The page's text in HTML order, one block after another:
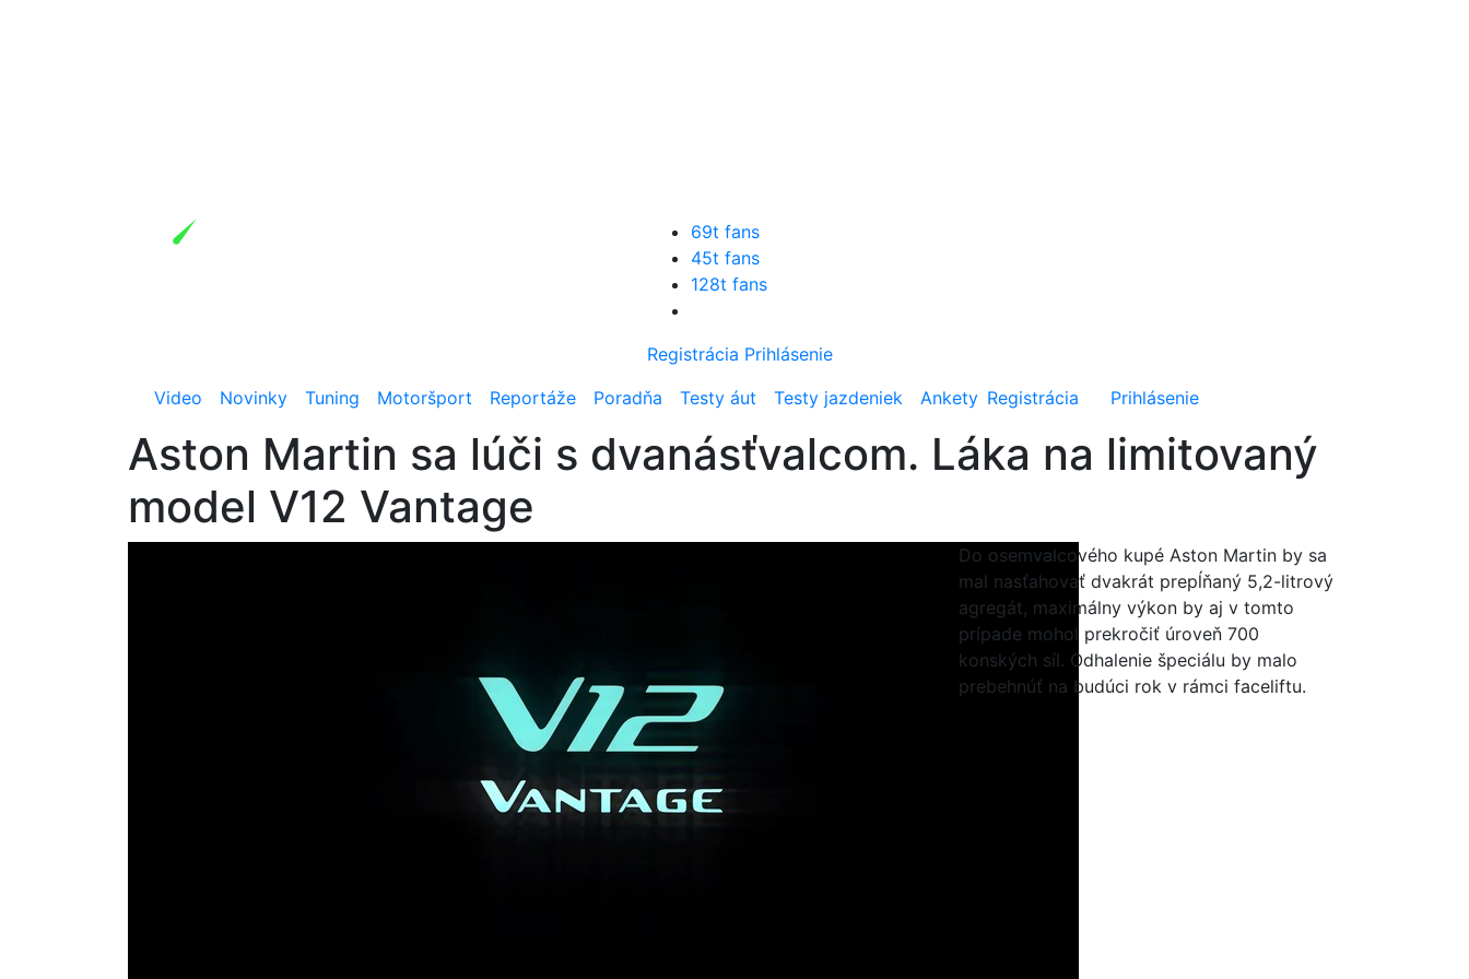
69t fans
45t fans
128t fans
Registrácia Prihlásenie
Video
Novinky Tuning Motoršport Reportáže Poradňa Testy áut Testy jazdeniek Ankety Registrácia Prihlásenie
Aston Martin sa lúči s dvanásťvalcom. Láka na limitovaný
model V12 Vantage
Do osemvalcového kupé Aston Martin by sa
mal nasťahovať dvakrát prepĺňaný 5,2-litrový
agregát, maximálny výkon by aj v tomto
prípade mohol prekročiť úroveň 700
konských síl. Odhalenie špeciálu by malo
prebehnúť na budúci rok v rámci faceliftu.